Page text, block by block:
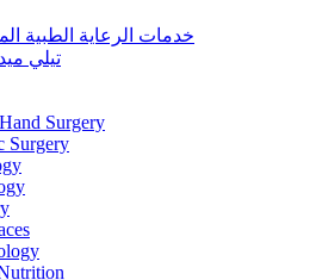
خدمات الرعاية الطبية
تيلي
Surgery
Surgery